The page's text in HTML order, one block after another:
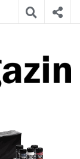
E-